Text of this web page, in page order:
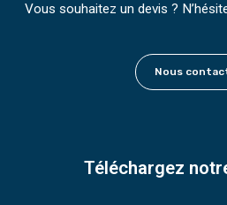
Vous souhaitez un devis ?
Nous
Téléchargez